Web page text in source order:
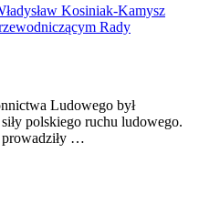
Kosiniak-Kamysz
Rady
Ludowego był
polskiego ruchu ludowego.
prowadziły …